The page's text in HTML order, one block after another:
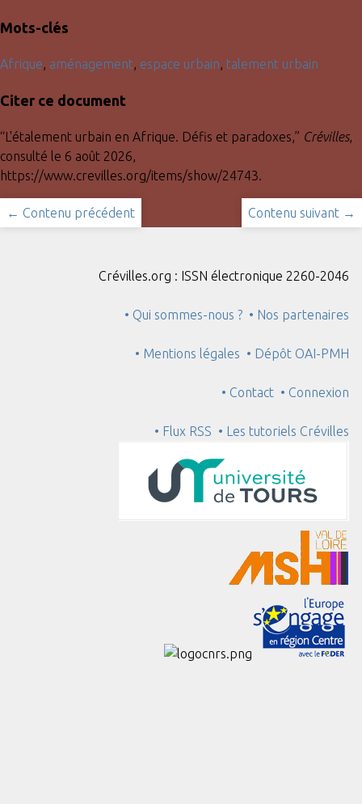
Mots-clés
Afrique, aménagement, espace urbain, talement urbain
Citer ce document
“L'étalement urbain en Afrique. Défis et paradoxes,” Crévilles,
consulté le 6 août 2026,
https://www.crevilles.org/items/show/24743.
← Contenu précédent Contenu suivant →
Crévilles.org : ISSN électronique 2260-2046
• Qui sommes-nous ? • Nos partenaires
• Mentions légales • Dépôt OAI-PMH
• Contact • Connexion
• Flux RSS • Les tutoriels Crévilles